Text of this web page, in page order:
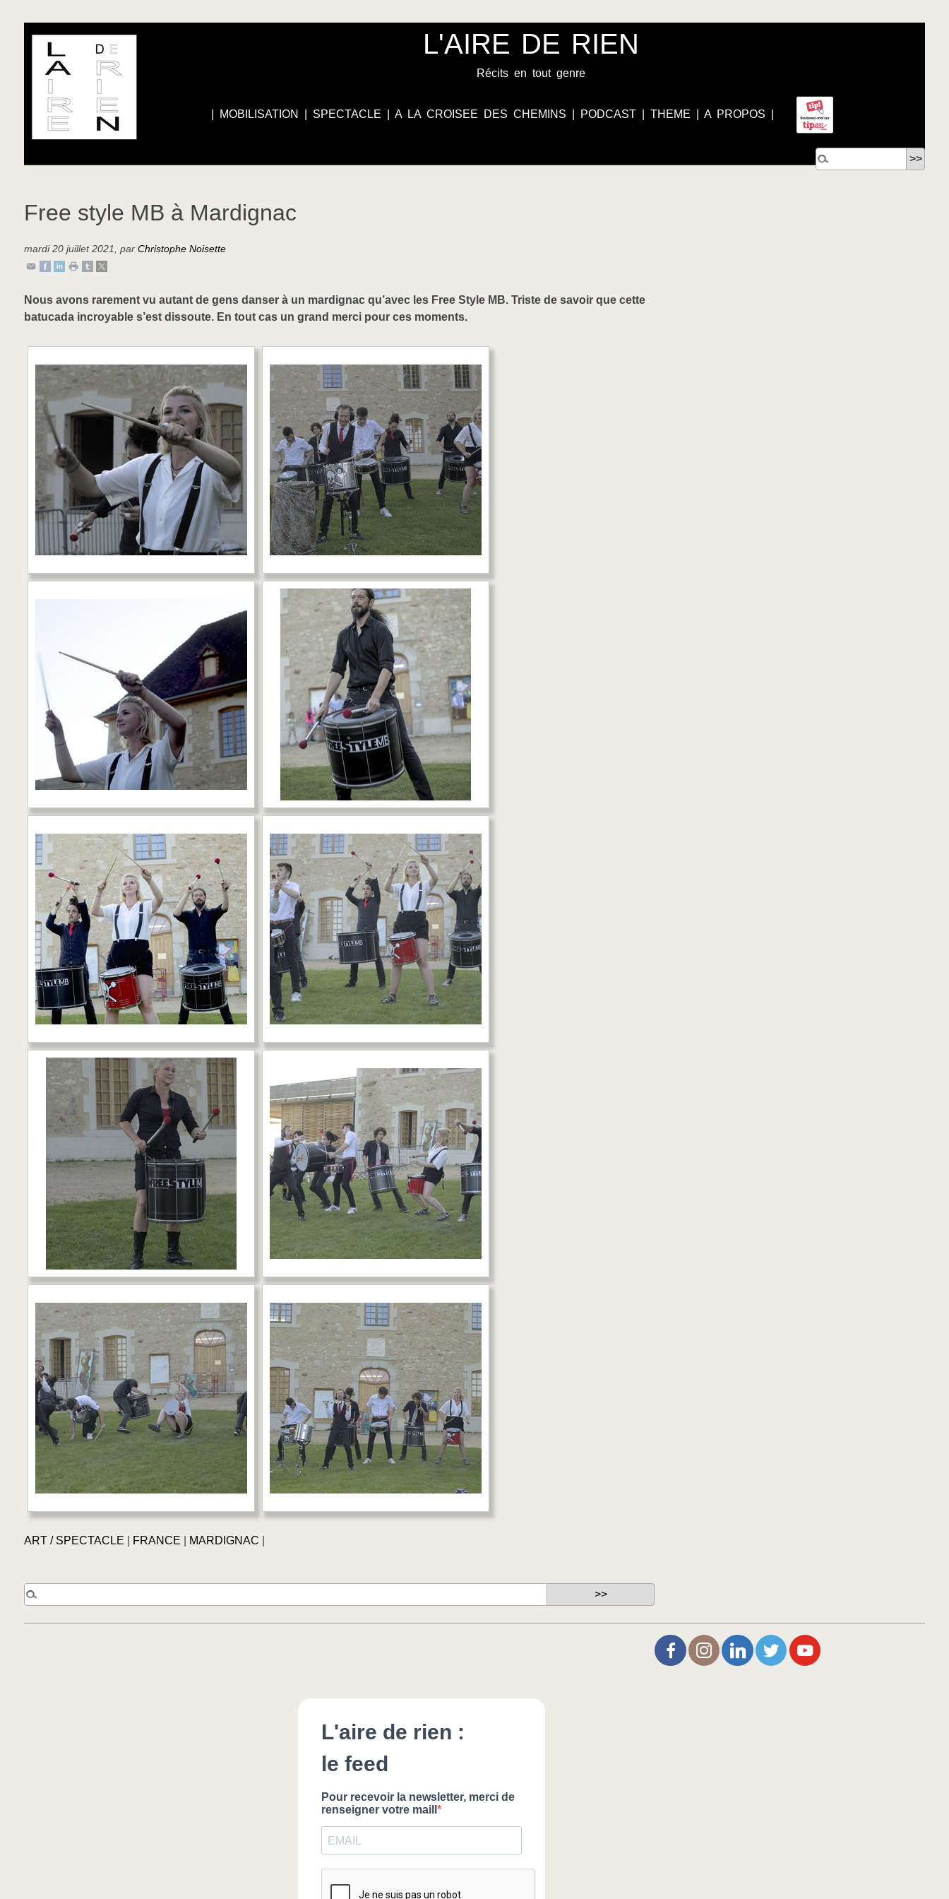
L'AIRE DE RIEN
Récits en tout genre
MOBILISATION SPECTACLE |A LA CROISEE DES CHEMINS PODCAST |THEME A PROPOS
Free style MB à Mardignac
mardi 20 juillet 2021 par Christophe Noisette
Nous avons rarement vu autant de gens danser à un mardignac qu’avec les Free Style MB. Triste de savoir que cette
batucada incroyable s’est dissoute. En tout cas un grand merci pour ces moments.
ART / SPECTACLE FRANCE MARDIGNAC
L’Aire de Rien (facebook)
Christophe Noisette (instagram)
Christophe Noisette (Linkedin)
Christophe Noisette (X | Twitter)
L’Aire de Rien (You Tube)